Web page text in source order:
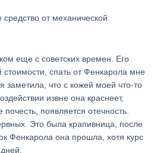
от механической
еще с советских времен. Его
спать от Фенкарола мне
заметила, что с кожей моей что-то
извне она краснеет,
почесть, появляется отечность.
Это была крапивница, после
Фенкарола она прошла, хотя курс